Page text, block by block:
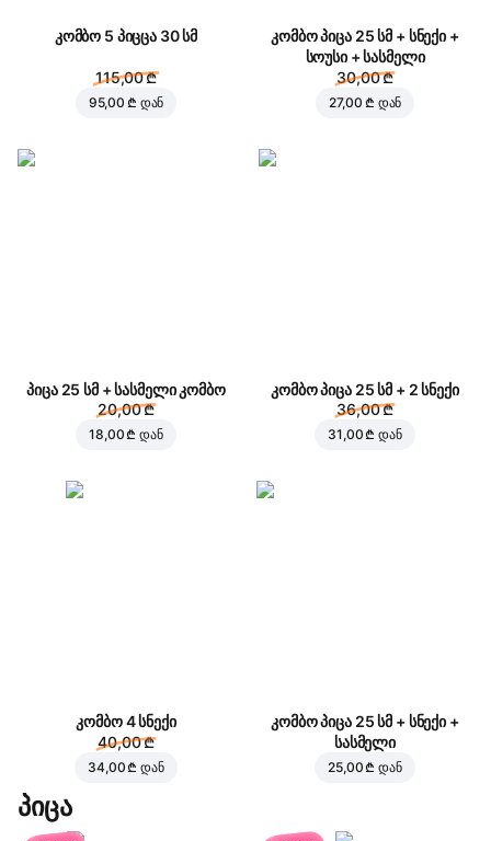
კომბო 5 პიცცა 30 სმ
115,00 ₾
95,00 ₾ დან
კომბო პიცა 25 სმ + სნექი +
სოუსი + სასმელი
30,00 ₾
27,00 ₾ დან
პიცა 25 სმ + სასმელი კომბო
20,00 ₾
18,00 ₾ დან
კომბო პიცა 25 სმ + 2 სნექი
36,00 ₾
31,00 ₾ დან
კომბო 4 სნექი
40,00 ₾
34,00 ₾ დან
კომბო პიცა 25 სმ + სნექი +
სასმელი
25,00 ₾ დან
პიცა